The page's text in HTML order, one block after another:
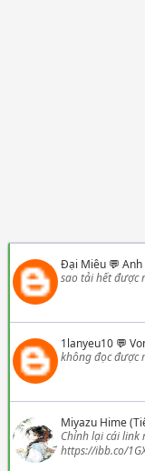
Đại Miêu💬 Anh
sao tải hết được
1lanyeu10💬
không đọc được
Miyazu Hime
Chỉnh lại cái
https://ibb.co/